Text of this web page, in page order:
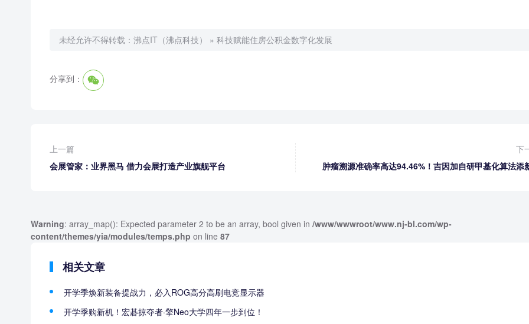
未经允许不得转载： 沸点IT（沸点科技） » 科技赋能住房公积金数字化发展
分享到：
上一篇
会展管家：业界黑马 借力会展打造产业旗舰平台
下
肿瘤溯源准确率高达94.46%！吉因加自研甲基化算法添
Warning: array_map(): Expected parameter 2 to be an array, bool given in /www/wwwroot/www.nj-bl.com/wp-
content/themes/yia/modules/temps.php on line 87
相关文章
开学季焕新装备提战力，必入ROG高分高刷电竞显示器
开学季购新机！宏碁掠夺者·擎Neo大学四年一步到位！